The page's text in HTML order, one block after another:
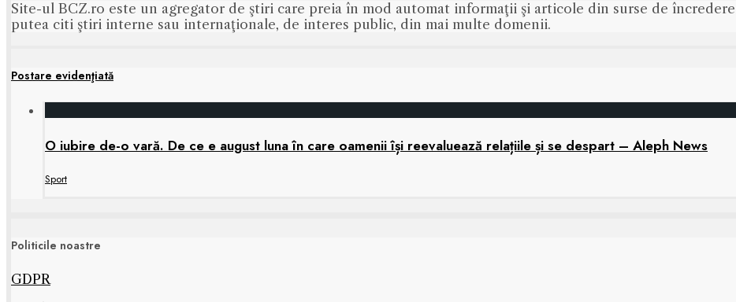
Site-ul BCZ.ro este un agregator de ştiri care preia în mod automat informaţii şi articole din surse de
putea citi ştiri interne sau internaţionale, de interes public, din mai multe domenii.
Postare evidenţiată
O iubire de-o vară. De ce e august luna în care oamenii își reevaluează relațiile și se despart – Aleph News
Sport
Politicile noastre
GDPR